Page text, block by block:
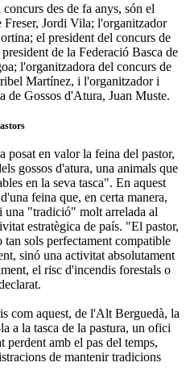
des de fa anys, són el
Freser, Jordi Vila; l'organitzador
el president del concurs de
de la Federació Basca de
l'organitzadora del concurs de
Martínez, i l'organitzador i
de Gossos d'Atura, Juan Muste.
posat en valor la feina del pastor,
gossos d'atura, una animals que
en la seva tasca". En aquest
feina que, en certa manera,
"tradició" molt arrelada al
estratègica de país. "El pastor,
tan sols perfectament compatible
sinó una activitat absolutament
el risc d'incendis forestals o
com aquest, de l'Alt Berguedà, la
a la tasca de la pastura, un ofici
perdent amb el pas del temps,
de mantenir tradicions